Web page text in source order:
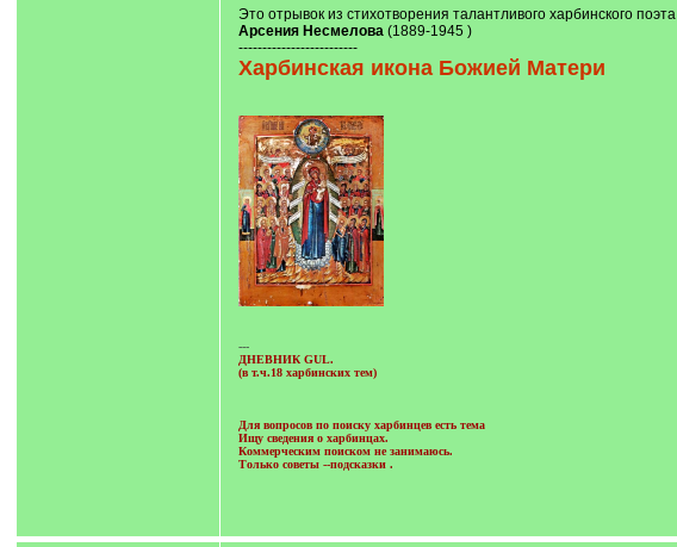
Это отрывок из стихотворения талантливого харбинского поэта
Арсения Несмелова (1889-1945 )
-------------------------
Харбинская икона Божией Матери
---
ДНЕВНИК GUL.
(в т.ч.18 харбинских тем)
Для вопросов по поиску харбинцев есть тема
Ищу сведения о харбинцах.
Коммерческим поиском не занимаюсь.
Только советы --подсказки .